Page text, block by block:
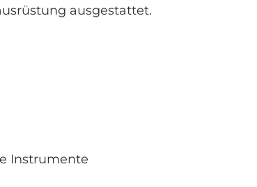
ausgestattet.
Instrumente